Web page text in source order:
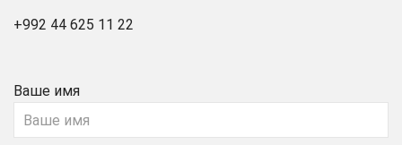
+992 44 625 11 22
Ваше имя